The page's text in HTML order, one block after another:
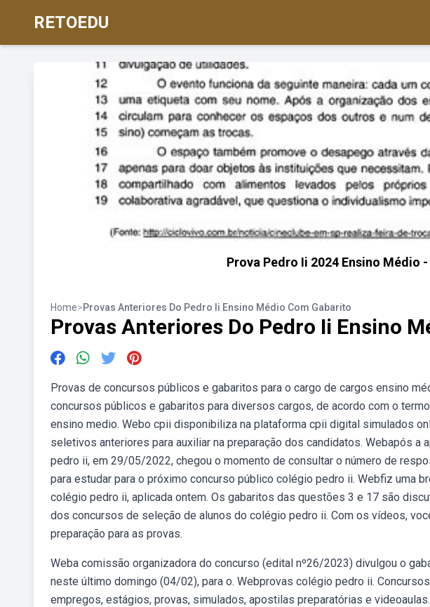
RETOEDU
Prova Pedro Ii 2024 Ensino Médio -
Home>Provas Anteriores Do Pedro Ii Ensino Médio Com Gabarito
Provas Anteriores Do Pedro Ii Ensino
Provas de concursos públicos e gabaritos para o cargo de cargos ensino
concursos públicos e gabaritos para diversos cargos, de acordo com o
ensino medio. Webo cpii disponibiliza na plataforma cpii digital simulados
seletivos anteriores para auxiliar na preparação dos candidatos. Webapós a
pedro ii, em 29/05/2022, chegou o momento de consultar o número de
para estudar para o próximo concurso público colégio pedro ii. Webfiz uma
colégio pedro ii, aplicada ontem. Os gabaritos das questões 3 e 17 são
dos concursos de seleção de alunos do colégio pedro ii. Com os vídeos,
preparação para as provas.
Weba comissão organizadora do concurso (edital nº26/2023) divulgou o
neste último domingo (04/02), para o. Webprovas colégio pedro ii.
empregos, estágios, provas, simulados, apostilas preparatórias e